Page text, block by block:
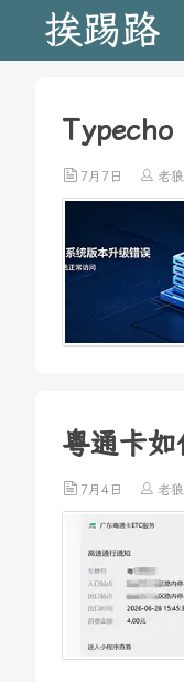
挨踢路
Typecho
7月7日 老狼
粤通卡
7月4日 老狼